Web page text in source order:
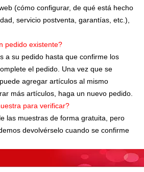
(cómo configurar, de qué está hecho
servicio postventa, garantías, etc.),
pedido existente?
a su pedido hasta que confirme los
el pedido. Una vez que se
agregar artículos al mismo
más artículos, haga un nuevo pedido.
para verificar?
las muestras de forma gratuita, pero
devolvérselo cuando se confirme